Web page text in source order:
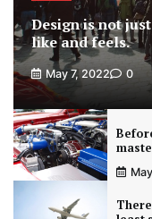
Design is not
like and feels.
May 7, 2022 0